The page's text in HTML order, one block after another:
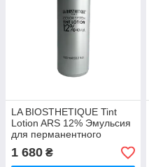
LA BIOSTHETIQUE Tint
Lotion ARS 12% Эмульсия
для перманентного
окрашивания волос 12%,
1000 мл
1 680 ₴